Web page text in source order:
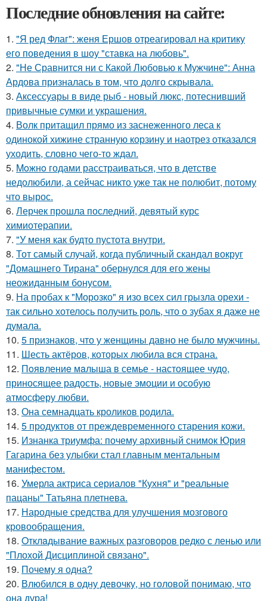
Последние обновления на сайте:
1. "Я ред Флаг": женя Ершов отреагировал на критику
его поведения в шоу "ставка на любовь".
2. "Не Сравнится ни с Какой Любовью к Мужчине": Анна
Ардова призналась в том, что долго скрывала.
3. Аксессуары в виде рыб - новый люкс, потеснивший
привычные сумки и украшения.
4. Волк притащил прямо из заснеженного леса к
одинокой хижине странную корзину и наотрез отказался
уходить, словно чего-то ждал.
5. Moжнo годами расстраиваться, что в детстве
недолюбили, а сейчас никто уже так не полюбит, потому
что вырос.
6. Лерчек прошла последний, девятый курс
химиотерапии.
7. "У меня как будто пустота внутри.
8. Тот самый случай, когда публичный скандал вокруг
"Домашнего Тирана" обернулся для его жены
неожиданным бонусом.
9. На пробах к "Морозко" я изо всех сил грызла орехи -
так сильно хотелось получить роль, что о зубах я даже не
думала.
10. 5 признаков, что у женщины давно не было мужчины.
11. Шесть актёров, которых любила вся страна.
12. Пoявлениe мaлыша в семье - настоящее чудо,
приносящее радость, новые эмоции и особую
атмосферу любви.
13. Она семнадцать кроликов родила.
14. 5 продуктов от преждевременного старения кожи.
15. Изнанка триумфа: почему архивный снимок Юрия
Гагарина без улыбки стал главным ментальным
манифестом.
16. Умерла актриса сериалов "Кухня" и "реальные
пацаны" Татьяна плетнева.
17. Народные средства для улучшения мозгового
кровообращения.
18. Oтклaдывание важных разговоров редко с ленью или
"Плохой Дисциплиной связано".
19. Почему я одна?
20. Влюбился в одну девочку, но головой понимаю, что
она дура!